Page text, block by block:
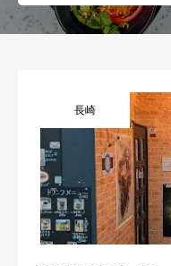
長崎